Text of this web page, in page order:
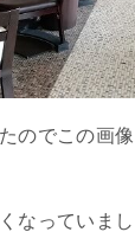
のでこの画
なっていま